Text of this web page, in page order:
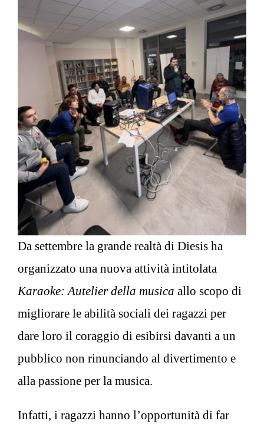
Da settembre la grande realtà di Diesis ha
organizzato una nuova attività intitolata
Karaoke: Autelier della musica allo scopo di
migliorare le abilità sociali dei ragazzi per
dare loro il coraggio di esibirsi davanti a un
pubblico non rinunciando al divertimento e
alla passione per la musica.
Infatti, i ragazzi hanno l’opportunità di far